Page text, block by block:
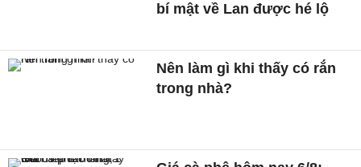
bí mật về Lan được hé lộ
Nên làm gì khi thấy có rắn
trong nhà?